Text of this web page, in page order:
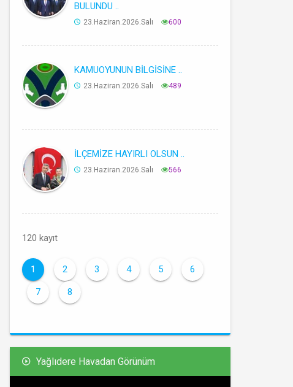
BULUNDU ..
23.Haziran.2026.Salı 600
KAMUOYUNUN BİLGİSİNE ..
23.Haziran.2026.Salı 489
İLÇEMİZE HAYIRLI OLSUN ..
23.Haziran.2026.Salı 566
120 kayıt
1 2 3 4 5 6
7 8
Yağlıdere Havadan Görünüm